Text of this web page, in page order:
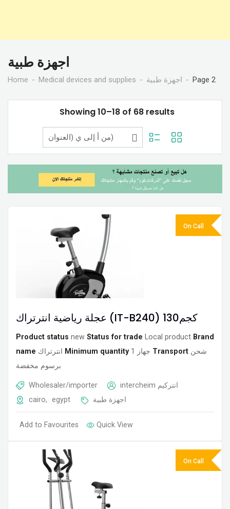
اجهزة طبية
Home Medical devices and supplies اجهزة طبية Page 2
Showing 10–18 of 68 results
عجلة رياضية انترتراك (IT-B240) 130كجم
Product status new Status for trade Local product Brand
name انترتراك Minimum quantity 1 جهاز Transport شحن
برسوم مخفضة
Wholesaler/importer
intercheim انتركيم
cairo, egypt اجهزة طبية
Add to Favourites Quick View
On Call
On Call